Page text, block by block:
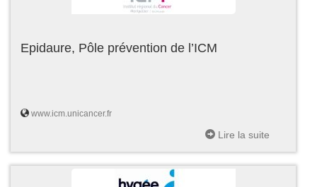
Epidaure, Pôle prévention de l’ICM
www.icm.unicancer.fr
Lire la suite